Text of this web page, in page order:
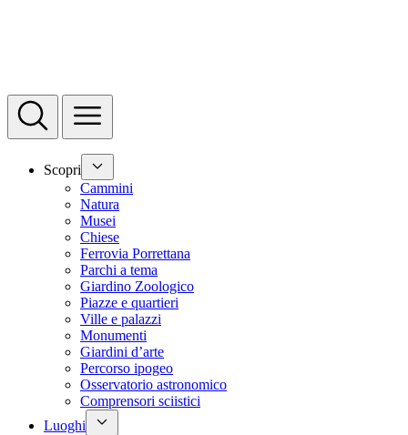
Scopri
Cammini
Natura
Musei
Chiese
Ferrovia Porrettana
Parchi a tema
Giardino Zoologico
Piazze e quartieri
Ville e palazzi
Monumenti
Giardini d’arte
Percorso ipogeo
Osservatorio astronomico
Comprensori sciistici
Luoghi